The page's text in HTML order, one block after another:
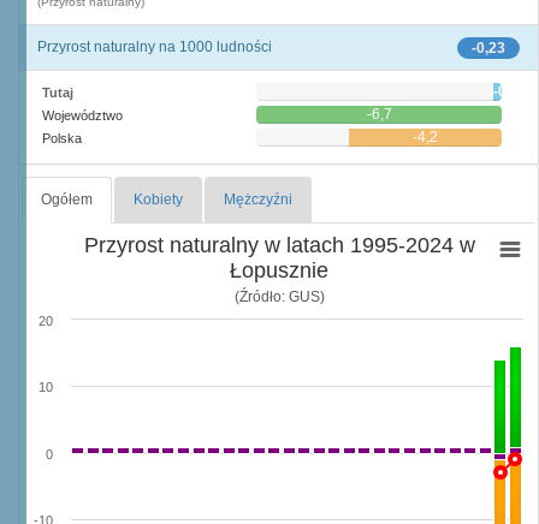
-0,23
Przyrost naturalny na 1000 ludności
Tutaj -0,2
Województwo -6,7
Polska -4,2
Ogółem Kobiety Mężczyźni
Przyrost naturalny w latach 1995-2024 w
Łopusznie
(Źródło: GUS)
-10
0
10
20